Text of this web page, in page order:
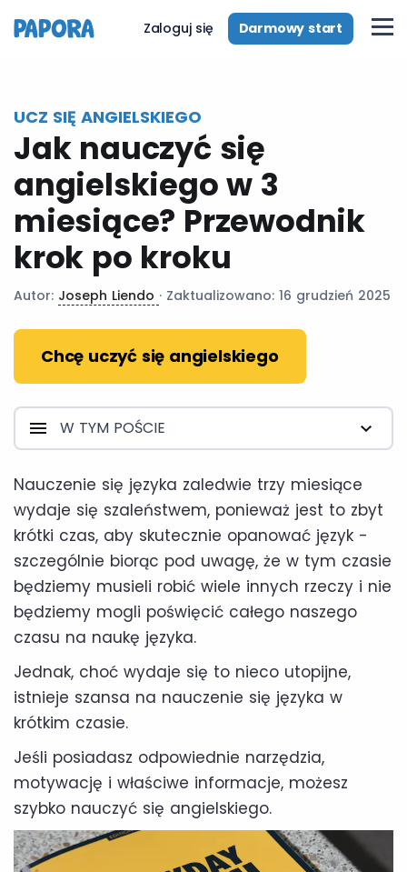
Zaloguj się Darmowy start
UCZ SIĘ ANGIELSKIEGO
Jak nauczyć się
angielskiego w 3
miesiące? Przewodnik
krok po kroku
Autor: Joseph Liendo · Zaktualizowano: 16 grudzień 2025
Chcę uczyć się angielskiego
W TYM POŚCIE
Nauczenie się języka zaledwie trzy miesiące
wydaje się szaleństwem, ponieważ jest to zbyt
krótki czas, aby skutecznie opanować język -
szczególnie biorąc pod uwagę, że w tym czasie
będziemy musieli robić wiele innych rzeczy i nie
będziemy mogli poświęcić całego naszego
czasu na naukę języka.
Jednak, choć wydaje się to nieco utopijne,
istnieje szansa na nauczenie się języka w
krótkim czasie.
Jeśli posiadasz odpowiednie narzędzia,
motywację i właściwe informacje, możesz
szybko nauczyć się angielskiego.